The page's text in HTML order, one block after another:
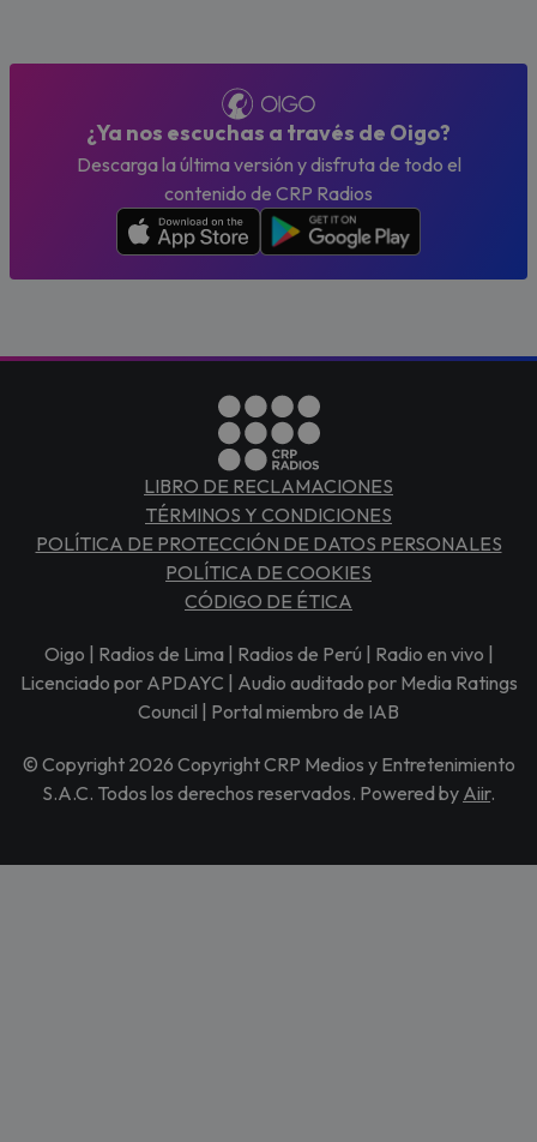
¿Ya nos escuchas a través de Oigo?
Descarga la última versión y disfruta de todo el
contenido de CRP Radios
LIBRO DE RECLAMACIONES
TÉRMINOS Y CONDICIONES
POLÍTICA DE PROTECCIÓN DE DATOS PERSONALES
POLÍTICA DE COOKIES
CÓDIGO DE ÉTICA
Oigo | Radios de Lima | Radios de Perú | Radio en vivo |
Licenciado por APDAYC | Audio auditado por Media Ratings
Council | Portal miembro de IAB
© Copyright 2026 Copyright CRP Medios y Entretenimiento
S.A.C. Todos los derechos reservados. Powered by Aiir.